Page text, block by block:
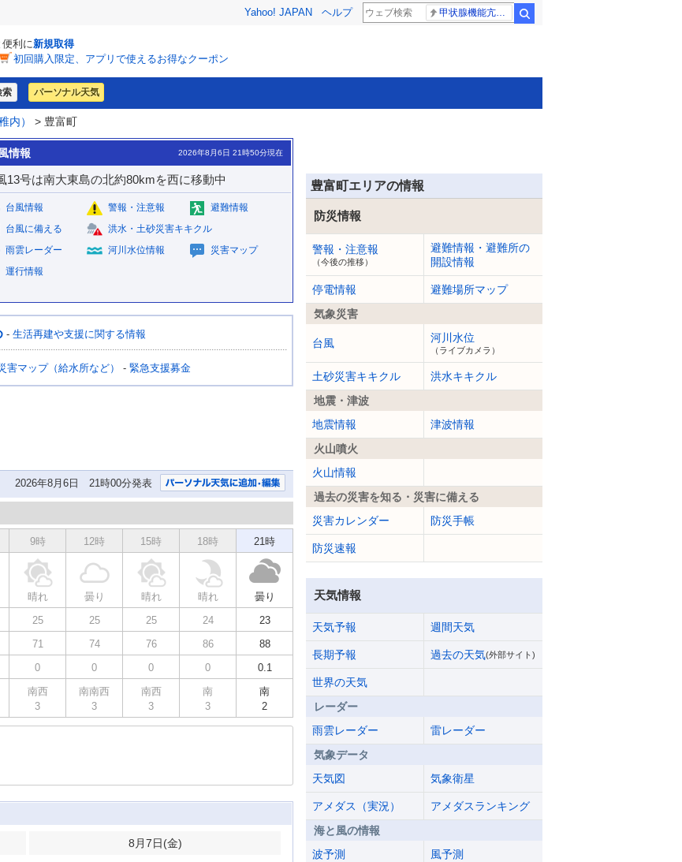
Yahoo! JAPAN ヘルプ
便利に新規取得
初回購入限定、アプリで使えるお得なクーポン
パーソナル天気
内） > 豊富町
情報 2026年8月6日 21時50分現在
13号は南大東島の北約80kmを西に移動中
台風情報 警報・注意報
避難情報
台風に備える
洪水・土砂災害キキクル
雨雲レーダー
河川水位情報
災害マップ
運行情報
- 生活再建や支援に関する情報
害マップ（給水所など） - 緊急支援募金
2026年8月6日 21時00分発表
9時 12時 15時 18時 21時
晴れ 曇り 晴れ 晴れ
曇り
25 25 25 24
23
71 74 76 86
88
0 0 0 0
0.1
南西
3
南南西
3
南西
3
南
3
南
2
8月7日(金)
豊富町エリアの情報
防災情報
警報・注意報
（今後の推移）
避難情報・避難所の
開設情報
停電情報
避難場所マップ
気象災害
台風 河川水位
（ライブカメラ）
土砂災害キキクル
洪水キキクル
地震・津波
地震情報
津波情報
火山噴火
火山情報
過去の災害を知る・災害に備える
災害カレンダー
防災手帳
防災速報
天気情報
天気予報 週間天気
長期予報 過去の天気(外部サイト)
世界の天気
レーダー
雨雲レーダー
雷レーダー
気象データ
天気図
気象衛星
アメダス（実況）
アメダスランキング
海と風の情報
波予測
風予測